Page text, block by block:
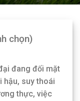
chọn)
đang đối mặt
hậu, suy thoái
thực, việc